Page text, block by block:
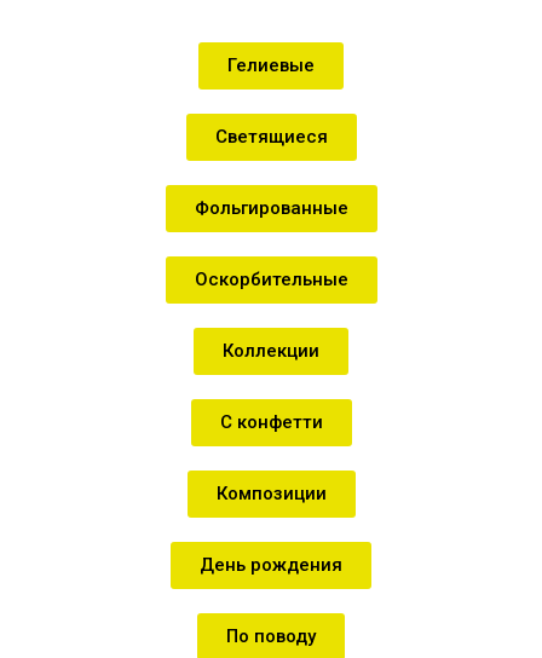
Гелиевые
Светящиеся
Фольгированные
Оскорбительные
Коллекции
С конфетти
Композиции
День рождения
По поводу